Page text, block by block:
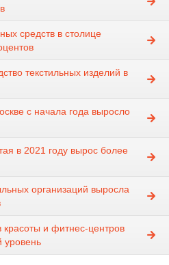
средств в столице
текстильных изделий в
с начала года выросло
в 2021 году вырос более
организаций выросла
и фитнес-центров
уровень